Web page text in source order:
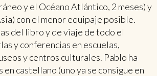
y el Océano Atlántico, 2 meses) y
con el menor equipaje posible.
del libro y de viaje de todo el
y conferencias en escuelas,
y centros culturales. Pablo ha
castellano (uno ya se consigue en